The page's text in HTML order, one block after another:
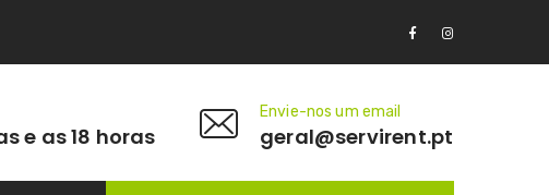
e as 18 horas
Envie-nos um email
geral@servirent.pt